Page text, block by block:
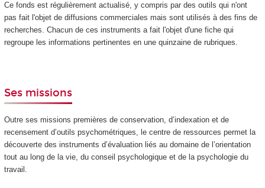
Ce fonds est régulièrement actualisé, y compris par des outils qui n'ont
pas fait l'objet de diffusions commerciales mais sont utilisés à des fins de
recherches. Chacun de ces instruments a fait l'objet d'une fiche qui
regroupe les informations pertinentes en une quinzaine de rubriques.
Ses missions
Outre ses missions premières de conservation, d’indexation et de
recensement d’outils psychométriques, le centre de ressources permet la
découverte des instruments d’évaluation liés au domaine de l’orientation
tout au long de la vie, du conseil psychologique et de la psychologie du
travail.